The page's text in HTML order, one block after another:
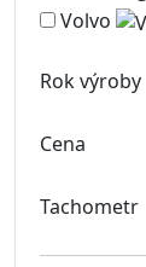
Volvo
Rok výroby
Cena
Tachometr